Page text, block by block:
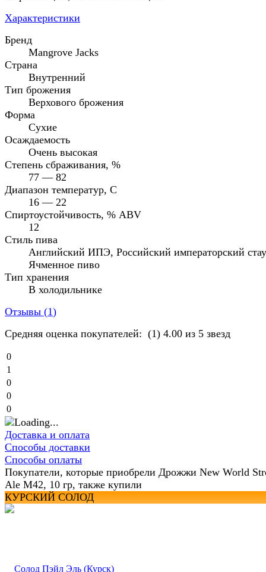
Характеристики
Бренд
Mangrove Jacks
Страна
Внутренний
Тип брожения
Верхового брожения
Форма
Сухие
Осаждаемость
Очень высокая
Степень сбраживания, %
77 — 82
Диапазон температур, C
16 — 22
Спиртоустойчивость, % ABV
12
Стиль пива
Английский ИПЭ, Российский императорский
Ячменное пиво
Тип хранения
В холодильнике
Отзывы (1)
Средняя оценка покупателей: (1) 4.00 из 5 звезд
0
1
0
0
0
Доставка и оплата
Способы доставки
Способы оплаты
Покупатели, которые приобрели Дрожжи New World
Ale M42, 10 гр, также купили
КУРСКИЙ СОЛОД